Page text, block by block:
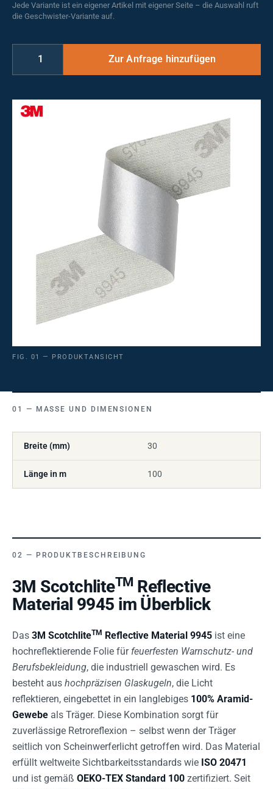
Jede Variante ist ein eigener Artikel mit eigener Seite – die Auswahl ruft
die Geschwister-Variante auf.
FIG. 01 — PRODUKTANSICHT
MASSE UND DIMENSIONEN
Breite (mm) 30
Länge in m 100
PRODUKTBESCHREIBUNG
3M ScotchliteTM Reflective
Material 9945 im Überblick
Das 3M ScotchliteTM Reflective Material 9945 ist eine
hochreflektierende Folie für feuerfesten Warnschutz- und
Berufsbekleidung, die industriell gewaschen wird. Es
besteht aus hochpräzisen Glaskugeln, die Licht
reflektieren, eingebettet in ein langlebiges 100% Aramid-
Gewebe als Träger. Diese Kombination sorgt für
zuverlässige Retroreflexion – selbst wenn der Träger
seitlich von Scheinwerferlicht getroffen wird. Das Material
erfüllt weltweite Sichtbarkeitsstandards wie ISO 20471
und ist gemäß OEKO-TEX Standard 100 zertifiziert. Seit